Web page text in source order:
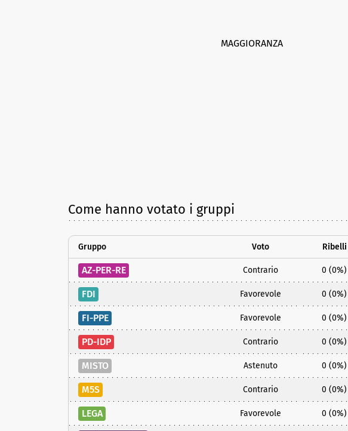
MAGGIORANZA
Come hanno votato i gruppi
Gruppo Voto Ribelli
AZ-PER-RE Contrario 0 (0%)
FDI Favorevole 0 (0%)
FI-PPE Favorevole 0 (0%)
PD-IDP Contrario 0 (0%)
MISTO Astenuto 0 (0%)
M5S Contrario 0 (0%)
LEGA Favorevole 0 (0%)